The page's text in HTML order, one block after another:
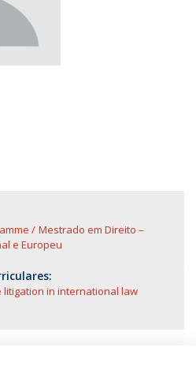
Mestrado em Direito –
e Europeu
litigation in international law